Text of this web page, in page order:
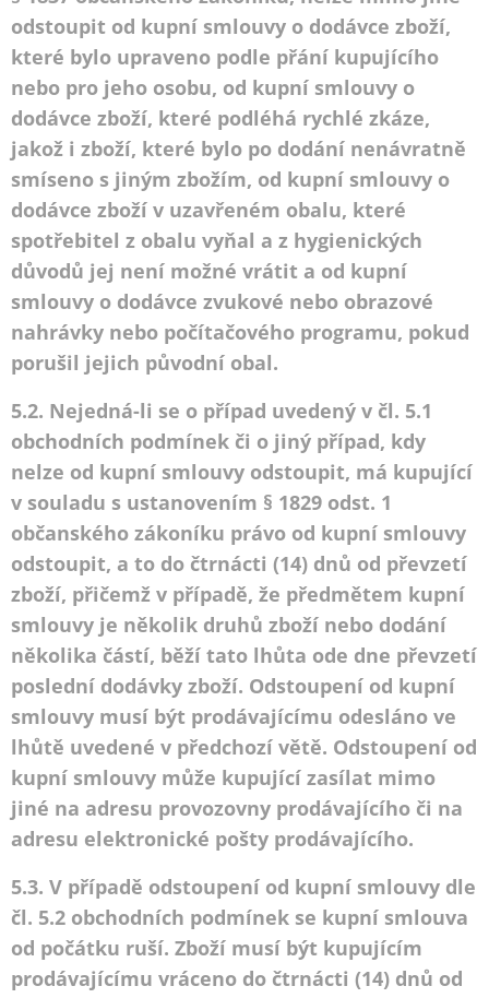
odstoupit od kupní smlouvy o dodávce zboží,
které bylo upraveno podle přání kupujícího
nebo pro jeho osobu, od kupní smlouvy o
dodávce zboží, které podléhá rychlé zkáze,
jakož i zboží, které bylo po dodání nenávratně
smíseno s jiným zbožím, od kupní smlouvy o
dodávce zboží v uzavřeném obalu, které
spotřebitel z obalu vyňal a z hygienických
důvodů jej není možné vrátit a od kupní
smlouvy o dodávce zvukové nebo obrazové
nahrávky nebo počítačového programu, pokud
porušil jejich původní obal.
5.2. Nejedná-li se o případ uvedený v čl. 5.1
obchodních podmínek či o jiný případ, kdy
nelze od kupní smlouvy odstoupit, má kupující
v souladu s ustanovením § 1829 odst. 1
občanského zákoníku právo od kupní smlouvy
odstoupit, a to do čtrnácti (14) dnů od převzetí
zboží, přičemž v případě, že předmětem kupní
smlouvy je několik druhů zboží nebo dodání
několika částí, běží tato lhůta ode dne převzetí
poslední dodávky zboží. Odstoupení od kupní
smlouvy musí být prodávajícímu odesláno ve
lhůtě uvedené v předchozí větě. Odstoupení od
kupní smlouvy může kupující zasílat mimo
jiné na adresu provozovny prodávajícího či na
adresu elektronické pošty prodávajícího.
5.3. V případě odstoupení od kupní smlouvy dle
čl. 5.2 obchodních podmínek se kupní smlouva
od počátku ruší. Zboží musí být kupujícím
prodávajícímu vráceno do čtrnácti (14) dnů od